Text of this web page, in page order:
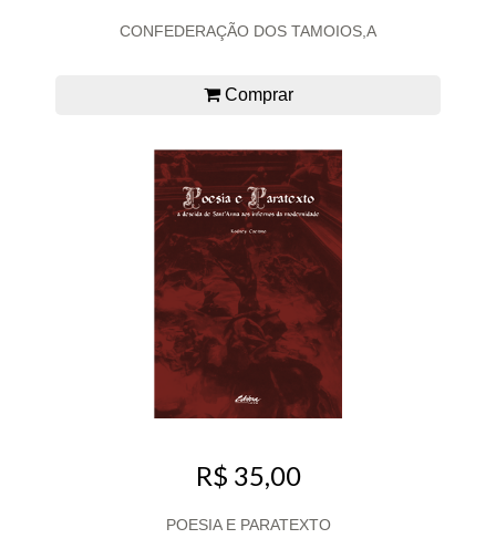
CONFEDERAÇÃO DOS TAMOIOS,A
Comprar
R$ 35,00
POESIA E PARATEXTO